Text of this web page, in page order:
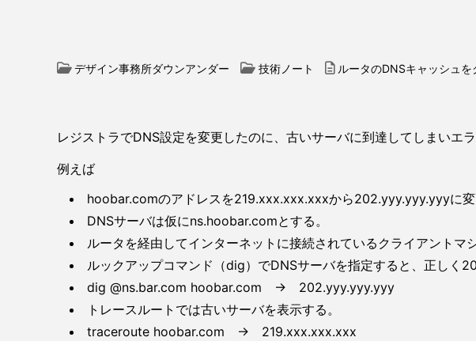
デザイン事務所ダウンアンダー 技術ノート ルータのDNSキャッシュを
レジストラでDNS設定を変更したのに、古いサーバに到達してしまいエ
例えば
hoobar.comのアドレスを219.xxx.xxx.xxxから202.yyy.yyy.yyyに変
DNSサーバは仮にns.hoobar.comとする。
ルータを経由してインターネットに接続されているクライアント
ルックアップコマンド（dig）でDNSサーバを指定すると、正しく
dig @ns.bar.com hoobar.com → 202.yyy.yyy.yyy
トレースルートでは古いサーバを表示する。
traceroute hoobar.com → 219.xxx.xxx.xxx